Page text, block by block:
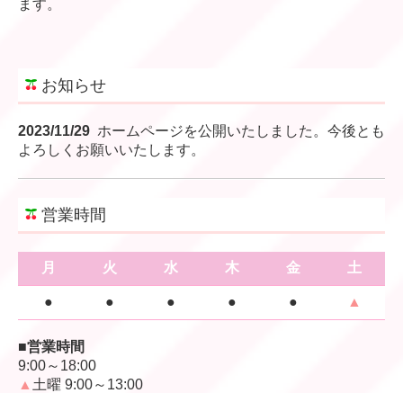
ます。
お知らせ
2023/11/29 ホームページを公開いたしました。今後とも
よろしくお願いいたします。
営業時間
月 火 水 木 金 土
● ● ● ● ● ▲
■営業時間
9:00～18:00
▲ 土曜 9:00～13:00